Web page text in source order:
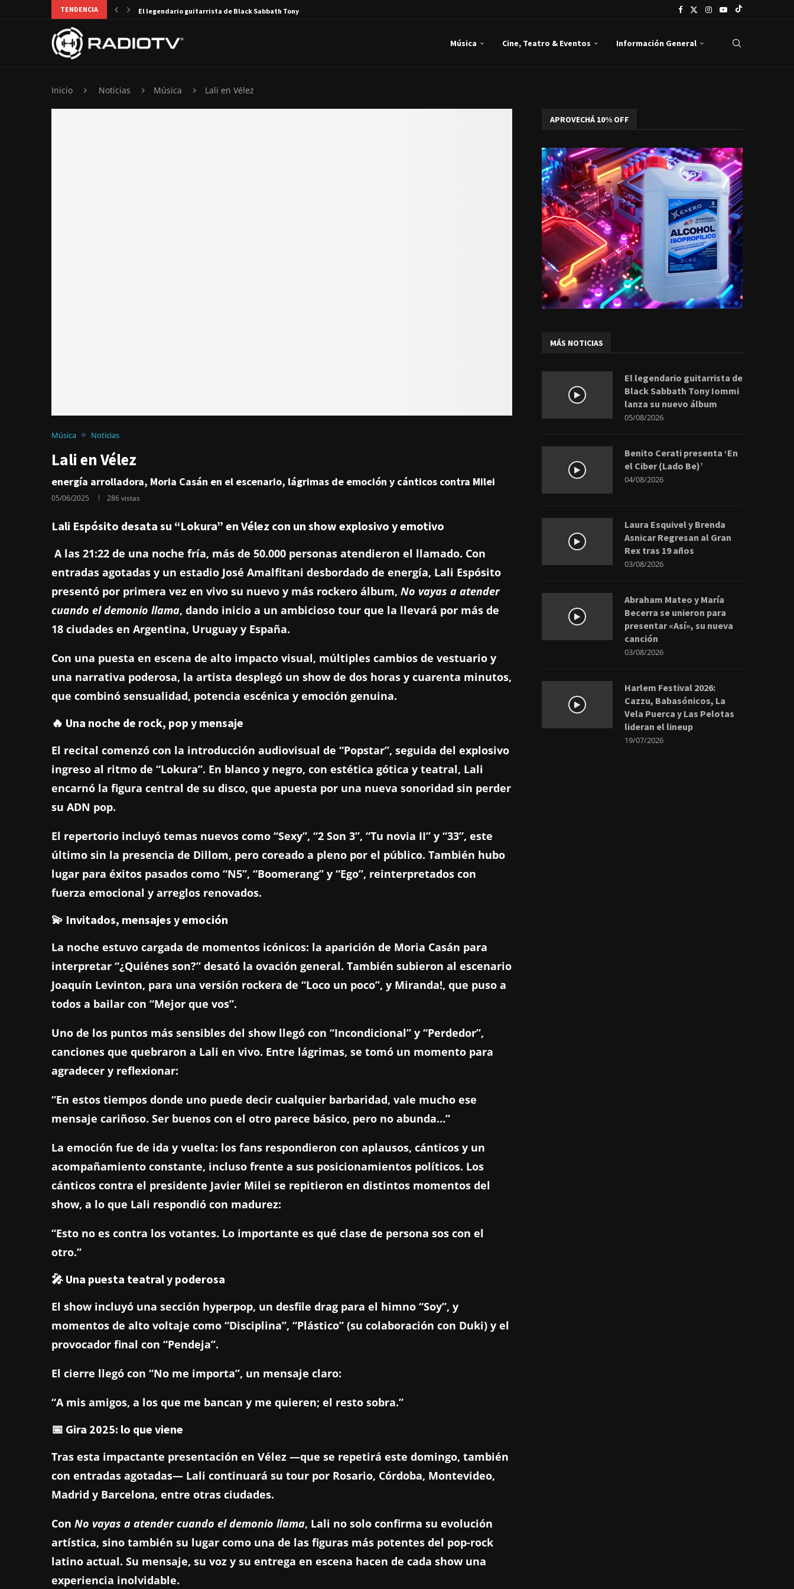
TENDENCIA El legendario guitarrista de Black Sabbath Tony Iommi...
Música Cine, Teatro & Eventos Información General
Inicio Noticias Música Lali en Vélez
Música Noticias
Lali en Vélez
energía arrolladora, Moria Casán en el escenario, lágrimas de emoción y cánticos contra Milei
05/06/2025 286vistas
Lali Espósito desata su “Lokura” en Vélez con un show explosivo y emotivo
A las 21:22 de una noche fría, más de 50.000 personas atendieron el llamado. Con
entradas agotadas y un estadio José Amalfitani desbordado de energía, Lali Espósito
presentó por primera vez en vivo su nuevo y más rockero álbum, No vayas a atender
cuando el demonio llama, dando inicio a un ambicioso tour que la llevará por más de
18 ciudades en Argentina, Uruguay y España.
Con una puesta en escena de alto impacto visual, múltiples cambios de vestuario y
una narrativa poderosa, la artista desplegó un show de dos horas y cuarenta minutos,
que combinó sensualidad, potencia escénica y emoción genuina.
🔥 Una noche de rock, pop y mensaje
El recital comenzó con la introducción audiovisual de “Popstar”, seguida del explosivo
ingreso al ritmo de “Lokura”. En blanco y negro, con estética gótica y teatral, Lali
encarnó la figura central de su disco, que apuesta por una nueva sonoridad sin perder
su ADN pop.
El repertorio incluyó temas nuevos como “Sexy”, “2 Son 3”, “Tu novia II” y “33”, este
último sin la presencia de Dillom, pero coreado a pleno por el público. También hubo
lugar para éxitos pasados como “N5”, “Boomerang” y “Ego”, reinterpretados con
fuerza emocional y arreglos renovados.
💫 Invitados, mensajes y emoción
La noche estuvo cargada de momentos icónicos: la aparición de Moria Casán para
interpretar “¿Quiénes son?” desató la ovación general. También subieron al escenario
Joaquín Levinton, para una versión rockera de “Loco un poco”, y Miranda!, que puso a
todos a bailar con “Mejor que vos”.
Uno de los puntos más sensibles del show llegó con “Incondicional” y “Perdedor”,
canciones que quebraron a Lali en vivo. Entre lágrimas, se tomó un momento para
agradecer y reflexionar:
“En estos tiempos donde uno puede decir cualquier barbaridad, vale mucho ese
mensaje cariñoso. Ser buenos con el otro parece básico, pero no abunda…”
La emoción fue de ida y vuelta: los fans respondieron con aplausos, cánticos y un
acompañamiento constante, incluso frente a sus posicionamientos políticos. Los
cánticos contra el presidente Javier Milei se repitieron en distintos momentos del
show, a lo que Lali respondió con madurez:
“Esto no es contra los votantes. Lo importante es qué clase de persona sos con el
otro.”
🎤 Una puesta teatral y poderosa
El show incluyó una sección hyperpop, un desfile drag para el himno “Soy”, y
momentos de alto voltaje como “Disciplina”, “Plástico” (su colaboración con Duki) y el
provocador final con “Pendeja”.
El cierre llegó con “No me importa”, un mensaje claro:
“A mis amigos, a los que me bancan y me quieren; el resto sobra.”
📅 Gira 2025: lo que viene
Tras esta impactante presentación en Vélez —que se repetirá este domingo, también
con entradas agotadas— Lali continuará su tour por Rosario, Córdoba, Montevideo,
Madrid y Barcelona, entre otras ciudades.
Con No vayas a atender cuando el demonio llama, Lali no solo confirma su evolución
artística, sino también su lugar como una de las figuras más potentes del pop-rock
latino actual. Su mensaje, su voz y su entrega en escena hacen de cada show una
experiencia inolvidable.
APROVECHÁ 10% OFF
MÁS NOTICIAS
El legendario guitarrista de
Black Sabbath Tony Iommi
lanza su nuevo álbum
05/08/2026
Benito Cerati presenta ‘En
el Ciber (Lado Be)’
04/08/2026
Laura Esquivel y Brenda
Asnicar Regresan al Gran
Rex tras 19 años
03/08/2026
Abraham Mateo y María
Becerra se unieron para
presentar «Así», su nueva
canción
03/08/2026
Harlem Festival 2026:
Cazzu, Babasónicos, La
Vela Puerca y Las Pelotas
lideran el lineup
19/07/2026